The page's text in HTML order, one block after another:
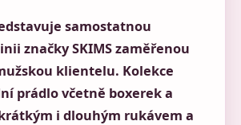
samostatnou
značky SKIMS zaměřenou
klientelu. Kolekce
prádlo včetně boxerek a
i dlouhým rukávem a